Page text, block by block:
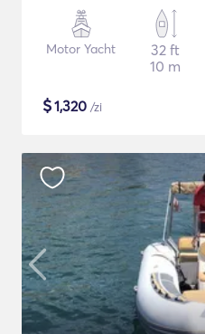
Motor Yacht
32 ft
10 m
$1,320 /zi